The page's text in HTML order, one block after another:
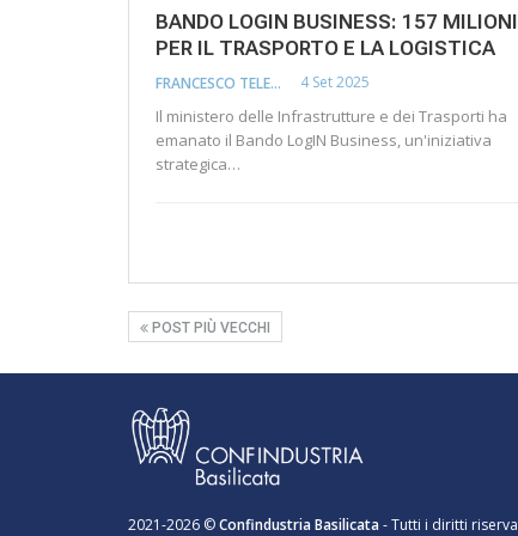
BANDO LOGIN BUSINESS: 157 MILIONI
PER IL TRASPORTO E LA LOGISTICA
FRANCESCO TELESCA 4 Set 2025
Il ministero delle Infrastrutture e dei Trasporti ha
emanato il Bando LogIN Business, un'iniziativa
strategica…
POST PIÙ VECCHI
2021-2026 ©Confindustria Basilicata- Tutti i diritti